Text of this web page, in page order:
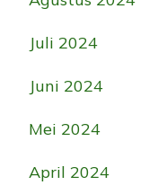
Juli 2024
Juni 2024
Mei 2024
April 2024